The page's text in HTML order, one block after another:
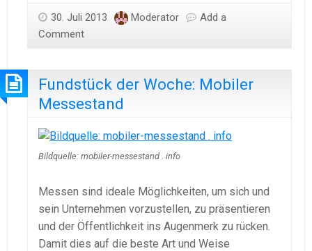
30. Juli 2013 Moderator
Add a
Comment
Fundstück der Woche: Mobiler
Messestand
Bildquelle: mobiler-messestand . info
Messen sind ideale Möglichkeiten, um sich und
sein Unternehmen vorzustellen, zu präsentieren
und der Öffentlichkeit ins Augenmerk zu rücken.
Damit dies auf die beste Art und Weise